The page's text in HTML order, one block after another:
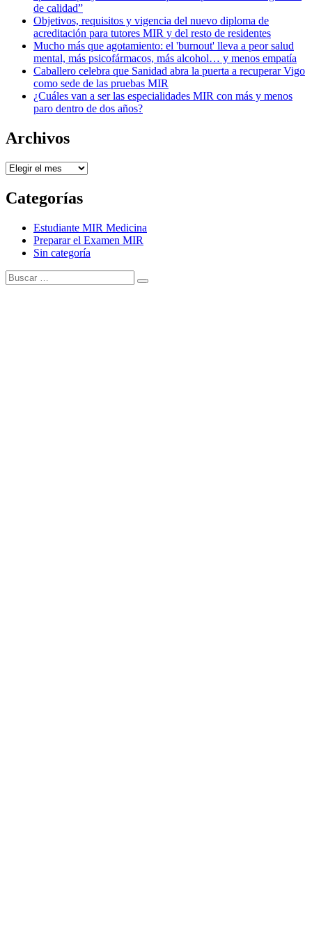
de calidad”
Objetivos, requisitos y vigencia del nuevo diploma de
acreditación para tutores MIR y del resto de residentes
Mucho más que agotamiento: el 'burnout' lleva a peor salud
mental, más psicofármacos, más alcohol… y menos empatía
Caballero celebra que Sanidad abra la puerta a recuperar Vigo
como sede de las pruebas MIR
¿Cuáles van a ser las especialidades MIR con más y menos
paro dentro de dos años?
Archivos
Archivos
Categorías
Estudiante MIR Medicina
Preparar el Examen MIR
Sin categoría
Buscar:
Buscar